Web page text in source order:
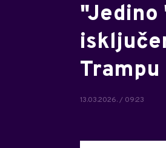
"Jedino
Trampu
13.03.2026. / 09:23